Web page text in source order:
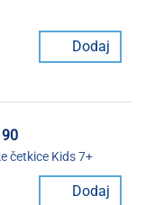
Dodaj
četkice Kids 7+
Dodaj